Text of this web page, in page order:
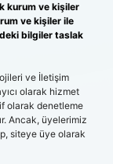
kurum ve kişiler
ve kişiler ile
bilgiler taslak
ve İletişim
olarak hizmet
olarak denetleme
Ancak, üyelerimiz
siteye üye olarak